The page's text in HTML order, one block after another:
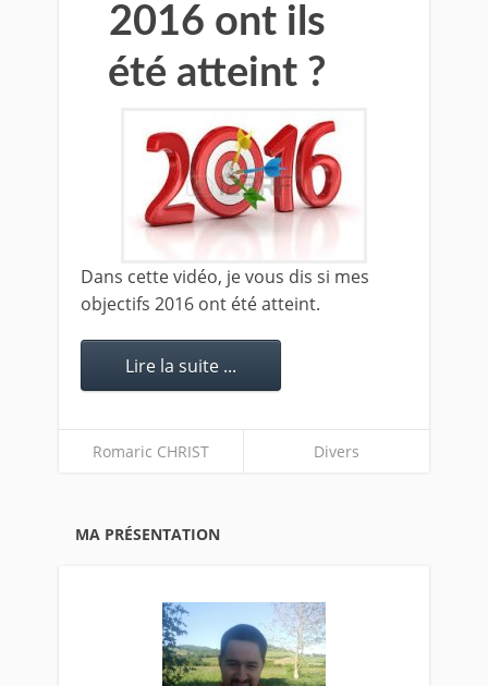
2016 ont ils
été atteint ?
Dans cette vidéo, je vous dis si mes
objectifs 2016 ont été atteint.
Lire la suite ...
Romaric CHRIST Divers
MA PRÉSENTATION